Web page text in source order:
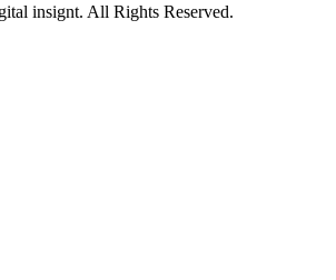
insignt. All Rights Reserved.